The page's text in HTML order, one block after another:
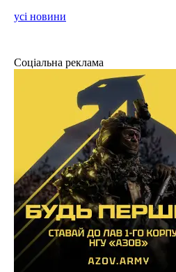
усі новини
Соціальна реклама